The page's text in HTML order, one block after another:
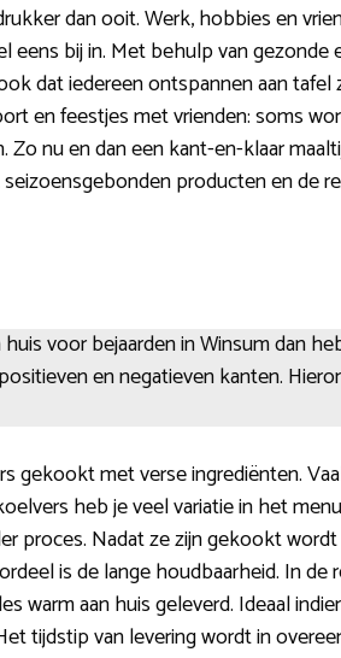
dan ooit. Werk, hobbies en
bij in. Met behulp van gezonde
dat iedereen ontspannen aan tafel
en feestjes met vrienden: soms
Zo nu en dan een kant-en-klaar
producten en de
voor bejaarden in Winsum dan
en negatieven kanten.
gekookt met verse ingrediënten.
heb je veel variatie in het
proces. Nadat ze zijn gekookt
is de lange houdbaarheid. In de
warm aan huis geleverd. Ideaal
tijdstip van levering wordt in